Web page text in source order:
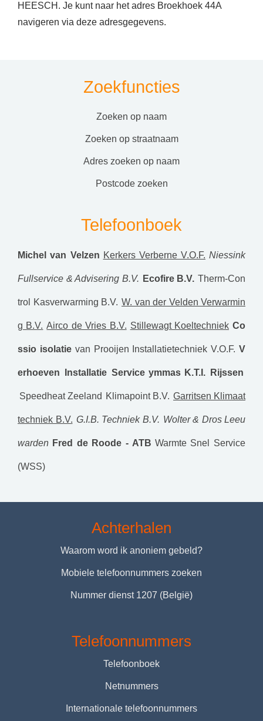
HEESCH. Je kunt naar het adres Broekhoek 44A
navigeren via deze adresgegevens.
Zoekfuncties
zoeken op naam
zoeken op straatnaam
adres zoeken op naam
postcode zoeken
Telefoonboek
Michel van Velzen Kerkers Verberne V.O.F. Niessink
Fullservice & Advisering B.V. Ecofire B.V. Therm-Con
trol Kasverwarming B.V. W. van der Velden Verwarmin
g B.V. Airco de Vries B.V. Stillewagt Koeltechniek Co
ssio isolatie van Prooijen Installatietechniek V.O.F. V
erhoeven Installatie Service ymmas K.T.I. Rijssen
Speedheat Zeeland Klimapoint B.V. Garritsen Klimaat
techniek B.V. G.I.B. Techniek B.V. Wolter & Dros Leeu
warden Fred de Roode - ATB Warmte Snel Service
(WSS)
Achterhalen
Waarom word ik anoniem gebeld?
Mobiele telefoonnummers zoeken
Nummer dienst 1207 (België)
Telefoonnummers
Telefoonboek
Netnummers
Internationale telefoonnummers